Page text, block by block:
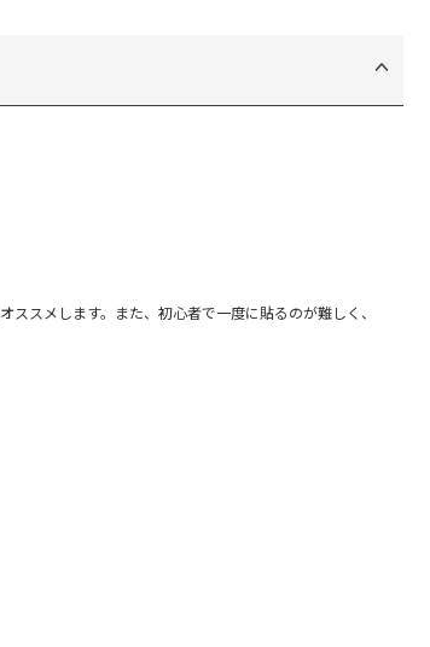
スメします。また、初心者で一度に貼るのが難しく、